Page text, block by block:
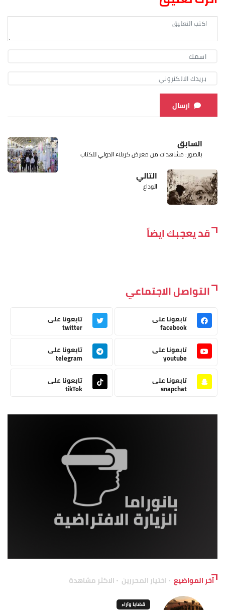
ارسال
السابق
بالصور: مشاهدات من معرض كربلاء الدولي للكتاب
التالي
الوداع
قد يعجبك ايضاً
التواصل الاجتماعي
تابعونا على
facebook
تابعونا على
twitter
تابعونا على
youtube
تابعونا على
telegram
تابعونا على
snapchat
تابعونا على
tikTok
آخر المواضيع اختيار المحررين الاكثر مشاهدة
قضايا وآراء